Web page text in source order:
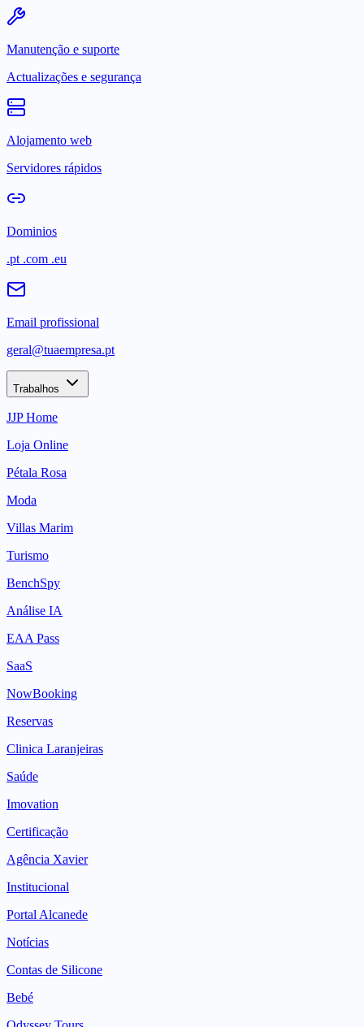
Manutenção e suporte
Actualizações e segurança
Alojamento web
Servidores rápidos
Dominios
.pt .com .eu
Email profissional
geral@tuaempresa.pt
Trabalhos
JJP Home
Loja Online
Pétala Rosa
Moda
Villas Marim
Turismo
BenchSpy
Análise IA
EAA Pass
SaaS
NowBooking
Reservas
Clinica Laranjeiras
Saúde
Imovation
Certificação
Agência Xavier
Institucional
Portal Alcanede
Notícias
Contas de Silicone
Bebé